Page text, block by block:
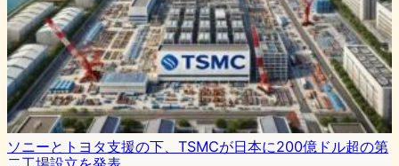
ソニーとトヨタ支援の下、TSMCが日本に200億ドル超の第